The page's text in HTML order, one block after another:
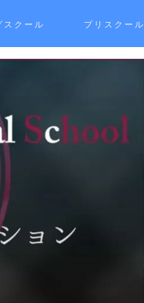
スクール プリスクール